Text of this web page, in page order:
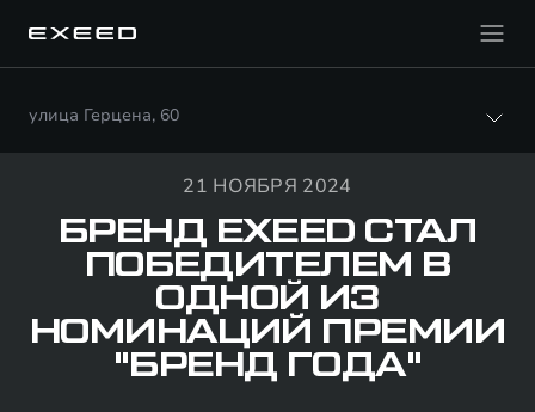
улица Герцена, 60
21 НОЯБРЯ 2024
БРЕНД EXEED СТАЛ
ПОБЕДИТЕЛЕМ В
ОДНОЙ ИЗ
НОМИНАЦИЙ ПРЕМИИ
"БРЕНД ГОДА"